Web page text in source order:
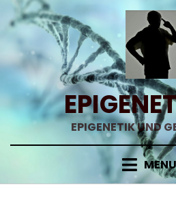
Skip
to
EPIGENETIK UND
MENU